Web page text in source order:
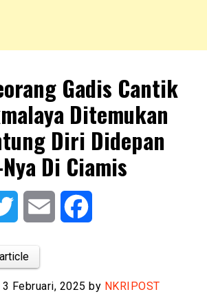
Gadis Cantik
Ditemukan
Diri Didepan
Di Ciamis
Twitter Email
Februari, 2025 by NKRIPOST